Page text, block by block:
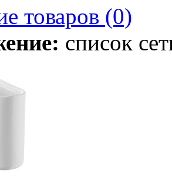
товаров (0)
список